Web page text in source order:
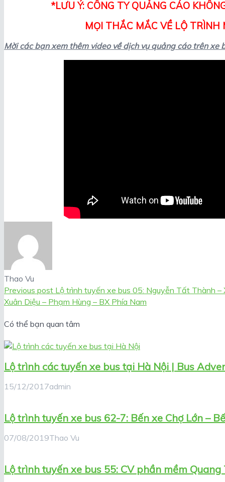
*LƯU Ý: CÔNG TY QUẢNG CÁO
MỌI THẮC MẮC VỀ LỘ TRÌNH
Mời các bạn xem thêm video về dịch vụ quảng cáo trên
Thao Vu
Previous post Lộ trình tuyến xe bus 05: Nguyễn Tất Thành –
Xuân Diệu – Phạm Hùng – BX Phía Nam
Có thể bạn quan tâm
Lộ trình các tuyến xe bus tại Hà Nội | Bus
15/12/2017admin
Lộ trình tuyến xe bus 62-7: Bến xe Chợ Lớn –
07/08/2019Thao Vu
Lộ trình tuyến xe bus 55: CV phần mềm